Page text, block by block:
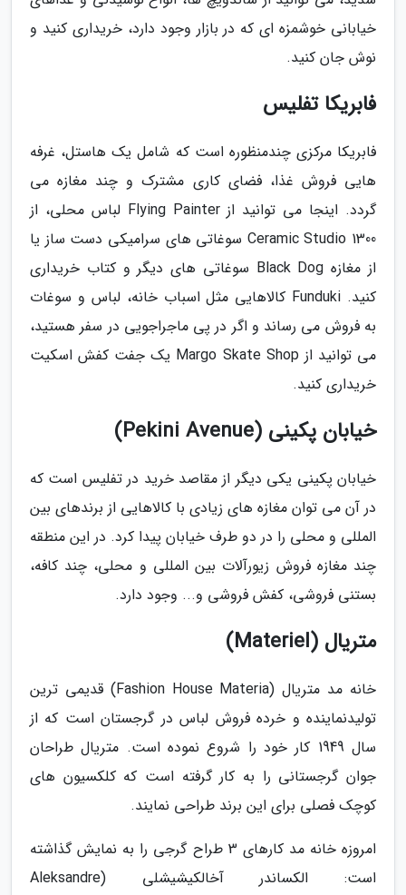
خیابانی خوشمزه ای که در بازار وجود دارد، خریداری کنید و
نوش جان کنید.
فابریکا تفلیس
فابریکا مرکزی چندمنظوره است که شامل یک هاستل، غرفه
هایی فروش غذا، فضای کاری مشترک و چند مغازه می
گردد. اینجا می توانید از Flying Painter لباس محلی، از
Ceramic Studio 1300 سوغاتی های سرامیکی دست ساز یا
از مغازه Black Dog سوغاتی های دیگر و کتاب خریداری
کنید. Funduki کالاهایی مثل اسباب خانه، لباس و سوغات
به فروش می رساند و اگر در پی ماجراجویی در سفر هستید،
می توانید از Margo Skate Shop یک جفت کفش اسکیت
خریداری کنید.
خیابان پکینی (Pekini Avenue)
خیابان پکینی یکی دیگر از مقاصد خرید در تفلیس است که
در آن می توان مغازه های زیادی با کالاهایی از برندهای بین
المللی و محلی را در دو طرف خیابان پیدا کرد. در این منطقه
چند مغازه فروش زیورآلات بین المللی و محلی، چند کافه،
بستنی فروشی، کفش فروشی و... وجود دارد.
متریال (Materiel)
خانه مد متریال (Fashion House Materia) قدیمی ترین
تولیدنماینده و خرده فروش لباس در گرجستان است که از
سال 1949 کار خود را شروع نموده است. متریال طراحان
جوان گرجستانی را به کار گرفته است که کلکسیون های
کوچک فصلی برای این برند طراحی نمایند.
امروزه خانه مد کارهای 3 طراح گرجی را به نمایش گذاشته
است: الکساندر آخالکیشیشلی (Aleksandre